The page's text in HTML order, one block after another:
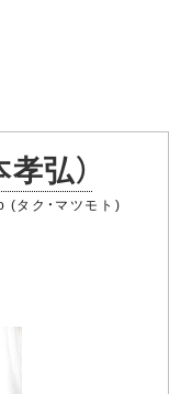
弘）
ク・マツモト)